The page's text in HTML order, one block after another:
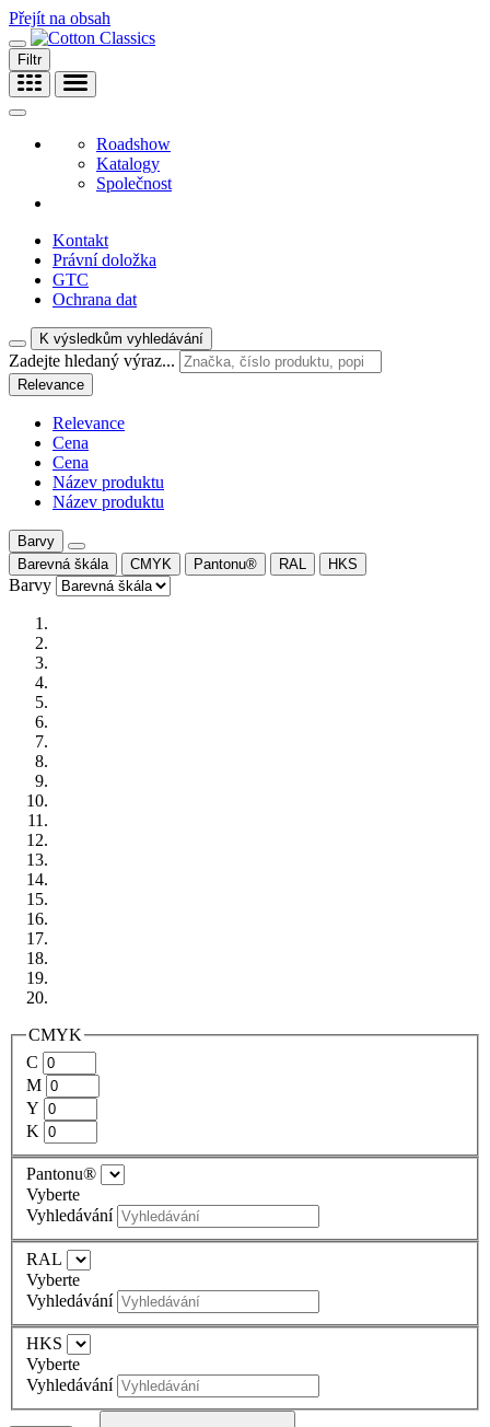
Přejít na obsah
Filtr
Roadshow
Katalogy
Společnost
Kontakt
Právní doložka
GTC
Ochrana dat
K výsledkům vyhledávání
Zadejte hledaný výraz...
Relevance
Relevance
Cena
Cena
Název produktu
Název produktu
Barvy
Barevná škála
CMYK Pantonu® RAL HKS
Barvy
CMYK
C
M
Y
K
Pantonu®
Vyberte
Vyhledávání
RAL
Vyberte
Vyhledávání
HKS
Vyberte
Vyhledávání